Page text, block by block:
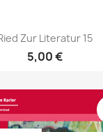
Zur Literatur 15
5,00 €